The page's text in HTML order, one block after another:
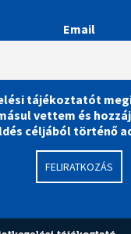
Email
tájékoztatót
vettem és
céljából történő